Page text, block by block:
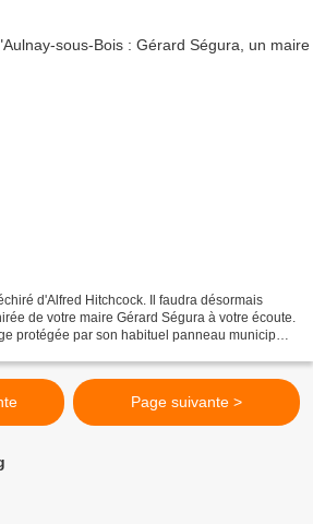
d'Alfred Hitchcock. Il faudra désormais
de votre maire Gérard Ségura à votre écoute.
protégée par son habituel panneau municipal
Page suivante >